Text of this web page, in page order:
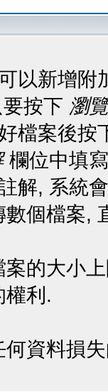
以新增
按下 瀏
檔案後
欄位中填
解, 系統
個檔案,
的大小
權利.
資料損